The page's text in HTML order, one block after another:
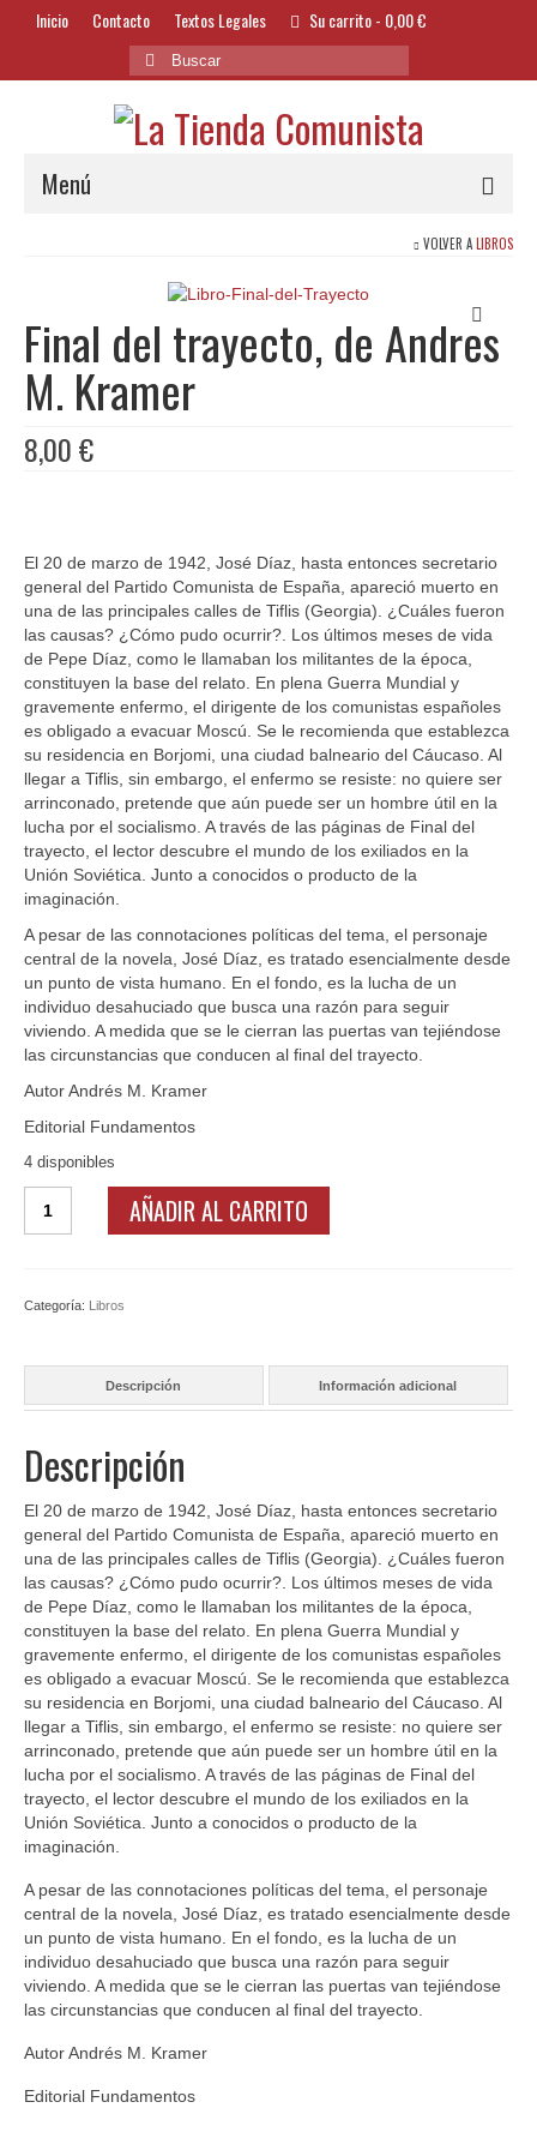
Inicio Contacto Textos Legales Su carrito- 0,00€
Buscar
por:
Menú
Textil y Accesorios
Bordados
Banderas
VOLVER ALIBROS
Final del trayecto, de Andres
M. Kramer
8,00€
El 20 de marzo de 1942, José Díaz, hasta entonces secretario
general del Partido Comunista de España, apareció muerto en
una de las principales calles de Tiflis (Georgia). ¿Cuáles fueron
las causas? ¿Cómo pudo ocurrir?. Los últimos meses de vida
de Pepe Díaz, como le llamaban los militantes de la época,
constituyen la base del relato. En plena Guerra Mundial y
gravemente enfermo, el dirigente de los comunistas españoles
es obligado a evacuar Moscú. Se le recomienda que establezca
su residencia en Borjomi, una ciudad balneario del Cáucaso. Al
llegar a Tiflis, sin embargo, el enfermo se resiste: no quiere ser
arrinconado, pretende que aún puede ser un hombre útil en la
lucha por el socialismo. A través de las páginas de Final del
trayecto, el lector descubre el mundo de los exiliados en la
Unión Soviética. Junto a conocidos o producto de la
imaginación.
A pesar de las connotaciones políticas del tema, el personaje
central de la novela, José Díaz, es tratado esencialmente desde
un punto de vista humano. En el fondo, es la lucha de un
individuo desahuciado que busca una razón para seguir
viviendo. A medida que se le cierran las puertas van tejiéndose
las circunstancias que conducen al final del trayecto.
Autor Andrés M. Kramer
Editorial Fundamentos
4 disponibles
del
cantidad
AÑADIR AL CARRITO
Categoría: Libros
Descripción Información adicional
Descripción
El 20 de marzo de 1942, José Díaz, hasta entonces secretario
general del Partido Comunista de España, apareció muerto en
una de las principales calles de Tiflis (Georgia). ¿Cuáles fueron
las causas? ¿Cómo pudo ocurrir?. Los últimos meses de vida
de Pepe Díaz, como le llamaban los militantes de la época,
constituyen la base del relato. En plena Guerra Mundial y
gravemente enfermo, el dirigente de los comunistas españoles
es obligado a evacuar Moscú. Se le recomienda que establezca
su residencia en Borjomi, una ciudad balneario del Cáucaso. Al
llegar a Tiflis, sin embargo, el enfermo se resiste: no quiere ser
arrinconado, pretende que aún puede ser un hombre útil en la
lucha por el socialismo. A través de las páginas de Final del
trayecto, el lector descubre el mundo de los exiliados en la
Unión Soviética. Junto a conocidos o producto de la
imaginación.
A pesar de las connotaciones políticas del tema, el personaje
central de la novela, José Díaz, es tratado esencialmente desde
un punto de vista humano. En el fondo, es la lucha de un
individuo desahuciado que busca una razón para seguir
viviendo. A medida que se le cierran las puertas van tejiéndose
las circunstancias que conducen al final del trayecto.
Autor Andrés M. Kramer
Editorial Fundamentos